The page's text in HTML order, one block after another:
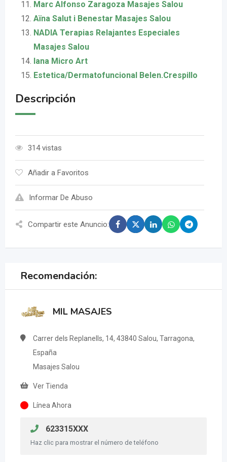
Marc Alfonso Zaragoza Masajes Salou
Aïna Salut i Benestar Masajes Salou
NADIA Terapias Relajantes Especiales
Masajes Salou
Iana Micro Art
Estetica/Dermatofuncional Belen.Crespillo
Descripción
314 vistas
Añadir a Favoritos
Informar De Abuso
Compartir este Anuncio:
Recomendación:
MIL MASAJES
Carrer dels Replanells, 14, 43840 Salou, Tarragona,
España
Masajes Salou
Ver Tienda
Línea Ahora
623315XXX
Haz clic para mostrar el número de teléfono